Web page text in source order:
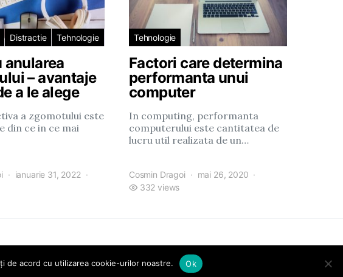
Distractie Tehnologie
anularea
– avantaje
a le alege
a zgomotului este
din ce in ce mai
ianuarie 31, 2022
Tehnologie
Factori care determina
performanta unui
computer
In computing, performanta
computerului este cantitatea de
lucru util realizata de un…
Cosmin Dragoi
mai 26, 2020
332 views
de acord cu utilizarea cookie-urilor noastre. Ok